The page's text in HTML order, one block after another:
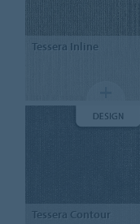
Tessera Inline
Tessera Contour